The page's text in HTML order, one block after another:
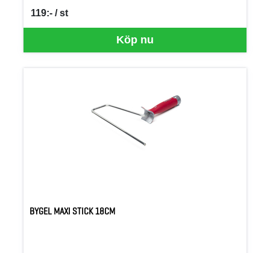
Köp nu
119:- / st
SEK per ST
BYGEL MAXI STICK 18CM